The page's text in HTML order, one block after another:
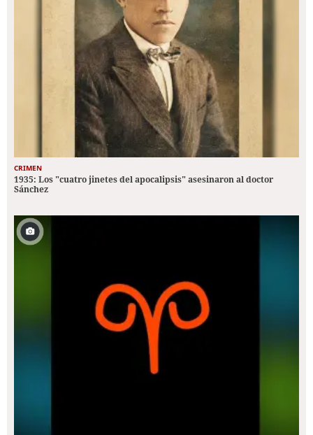
CRIMEN
1935: Los "cuatro jinetes del apocalipsis" asesinaron al doctor
Sánchez